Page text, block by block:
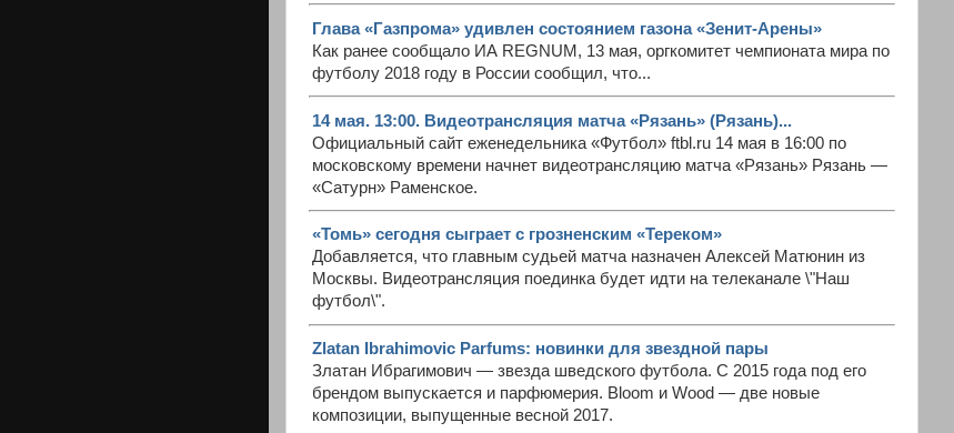
Глава «Газпрома» удивлен состоянием газона «Зенит-Арены»
Как ранее сообщало ИА REGNUM, 13 мая, оргкомитет чемпионата мира по
футболу 2018 году в России сообщил, что...
14 мая. 13:00. Видеотрансляция матча «Рязань» (Рязань)...
Официальный сайт еженедельника «Футбол» ftbl.ru 14 мая в 16:00 по
московскому времени начнет видеотрансляцию матча «Рязань» Рязань —
«Сатурн» Раменское.
«Томь» сегодня сыграет с грозненским «Тереком»
Добавляется, что главным судьей матча назначен Алексей Матюнин из
Москвы. Видеотрансляция поединка будет идти на телеканале \"Наш
футбол\".
Zlatan Ibrahimovic Parfums: новинки для звездной пары
Златан Ибрагимович — звезда шведского футбола. С 2015 года под его
брендом выпускается и парфюмерия. Bloom и Wood — две новые
композиции, выпущенные весной 2017.